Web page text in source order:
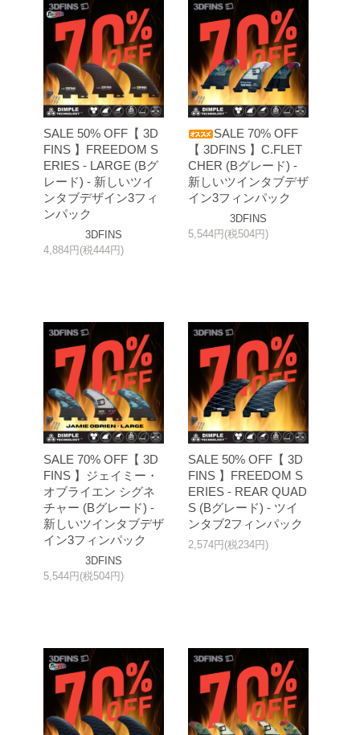
SALE 50% OFF【 3D
FINS 】FREEDOM S
ERIES - LARGE (Bグ
レード) - 新しいツイ
ンタブデザイン3フィ
ンパック
3DFINS
4,884円(税444円)
SALE 70% OFF
【 3DFINS 】C.FLET
CHER (Bグレード) -
新しいツインタブデザ
イン3フィンパック
3DFINS
5,544円(税504円)
SALE 70% OFF【 3D
FINS 】ジェイミー・
オブライエン シグネ
チャー (Bグレード) -
新しいツインタブデザ
イン3フィンパック
3DFINS
5,544円(税504円)
SALE 50% OFF【 3D
FINS 】FREEDOM S
ERIES - REAR QUAD
S (Bグレード) - ツイ
ンタブ2フィンパック
2,574円(税234円)